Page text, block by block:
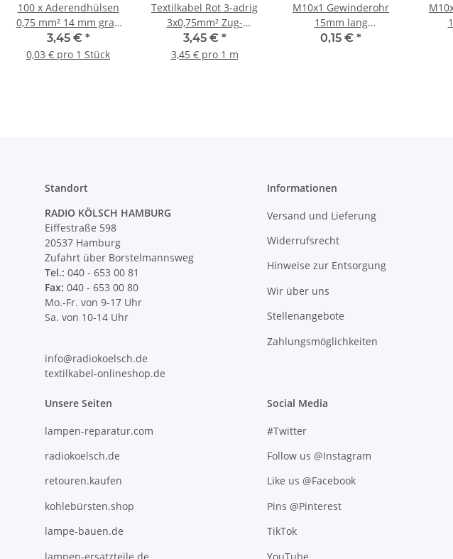
100 x Aderendhülsen
0,75 mm² 14 mm grau
isoliert
3,45 € *
0,03 € pro 1 Stück
Textilkabel Rot 3-adrig
3x0,75mm² Zug-
Pendelleitung S03RT-F
3G0,75
3,45 € *
3,45 € pro 1 m
M10x1 Gewinderohr
15mm lang
Metall/Eisen verzinkt
0,15 € *
Standort
RADIO KÖLSCH HAMBURG
Eiffestraße 598
20537 Hamburg
Zufahrt über Borstelmannsweg
Tel.: 040 - 653 00 81
Fax: 040 - 653 00 80
Mo.-Fr. von 9-17 Uhr
Sa. von 10-14 Uhr
info@radiokoelsch.de
textilkabel-onlineshop.de
Informationen
Versand und Lieferung
Widerrufsrecht
Hinweise zur Entsorgung
Wir über uns
Stellenangebote
Zahlungsmöglichkeiten
Unsere Seiten
lampen-reparatur.com
radiokoelsch.de
retouren.kaufen
kohlebürsten.shop
lampe-bauen.de
lampen-ersatzteile.de
Social Media
#Twitter
Follow us @Instagram
Like us @Facebook
Pins @Pinterest
TikTok
YouTube